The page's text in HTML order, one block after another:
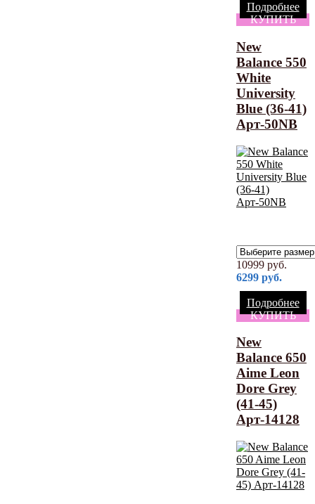
Подробнее
КУПИТЬ
New
Balance 550
White
University
Blue (36-41)
Арт-50NB
10999 руб.
6299 руб.
Подробнее
КУПИТЬ
New
Balance 650
Aime Leon
Dore Grey
(41-45)
Арт-14128